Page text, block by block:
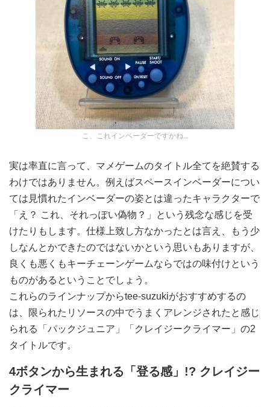
こ、これインベーダーですかね...
実は率直に言って、マメゲームのタイトル全てを絶賛する
わけではありません。例えばスペースインベーダーについ
ては見慣れたインベーダーの姿とは違ったキャラクターで
「え？ これ、それっぽい偽物？」という残念な感じを受
けたりもします。仕様上致し方なかったとは言え、もう少
しなんとかできたのではないかという思いもありますが、
良くも悪くもキーチェーンゲームならではの味付けという
ものがあるということでしょう。
これらのラインナップからtee-suzukiがおすすめするの
は、限られたリソースの中でうまくアレンジされたと感じ
られる「パックジュニア」「クレイジークライマー」の2
タイトルです。
4ボタンから生まれる「登る感」!? クレイジー
クライマー